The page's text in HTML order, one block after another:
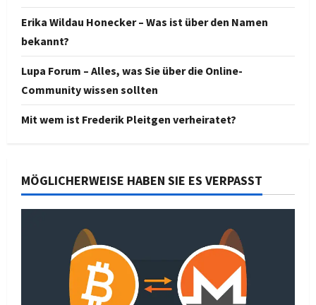
Erika Wildau Honecker – Was ist über den Namen
bekannt?
Lupa Forum – Alles, was Sie über die Online-
Community wissen sollten
Mit wem ist Frederik Pleitgen verheiratet?
MÖGLICHERWEISE HABEN SIE ES VERPASST